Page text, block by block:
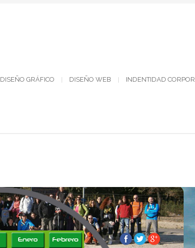
DISEÑO GRÁFICO DISEÑO WEB INDENTIDAD